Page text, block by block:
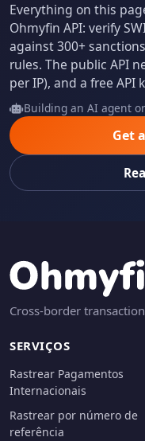
Everything on this
Ohmyfin API: verify
against 300+
rules. The public API
per IP), and a free API
Building an AI agent
Get
Cross-border
SERVIÇOS
Rastrear Pagamentos
Internacionais
Rastrear por número de
referência